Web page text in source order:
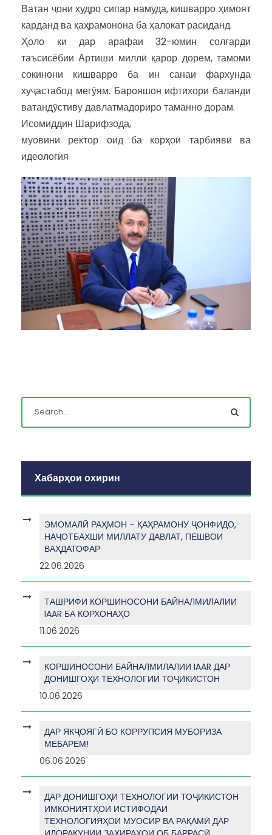
Ватан ҷони худро сипар намуда, кишварро ҳимоят
карданд ва қаҳрамонона ба ҳалокат расиданд.
Ҳоло ки дар арафаи 32-юмин солгарди
таъсисёбии Артиши миллӣ қарор дорем, тамоми
сокинони кишварро ба ин санаи фархунда
хуҷастабод мегӯям. Барояшон ифтихори баланди
ватандӯстиву давлатмадориро таманно дорам.
Исомиддин Шарифзода,
муовини ректор оид ба корҳои тарбиявӣ ва
идеология
Хабарҳои охирин
ЭМОМАЛӢ РАҲМОН – ҚАҲРАМОНУ ҶОНФИДО,
НАҶОТБАХШИ МИЛЛАТУ ДАВЛАТ, ПЕШВОИ
ВАҲДАТОФАР
22.06.2026
ТАШРИФИ КОРШИНОСОНИ БАЙНАЛМИЛАЛИИ
IAAR БА КОРХОНАҲО
11.06.2026
КОРШИНОСОНИ БАЙНАЛМИЛАЛИИ IAAR ДАР
ДОНИШГОҲИ ТЕХНОЛОГИИ ТОҶИКИСТОН
10.06.2026
ДАР ЯКҶОЯГӢ БО КОРРУПСИЯ МУБОРИЗА
МЕБАРЕМ!
06.06.2026
ДАР ДОНИШГОҲИ ТЕХНОЛОГИИ ТОҶИКИСТОН
ИМКОНИЯТҲОИ ИСТИФОДАИ
ТЕХНОЛОГИЯҲОИ МУОСИР ВА РАҚАМӢ ДАР